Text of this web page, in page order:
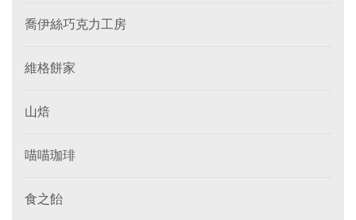
喬伊絲巧克力工房
維格餅家
山焙
喵喵珈琲
食之飴